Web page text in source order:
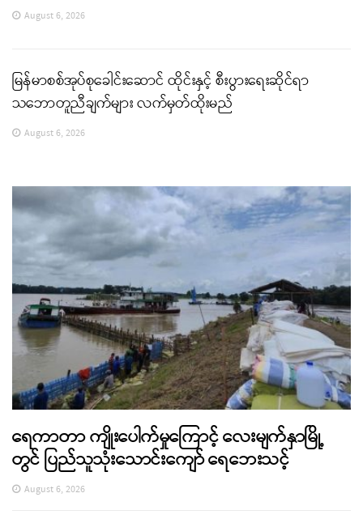
August 6, 2026
မြန်မာစစ်အုပ်စုခေါင်းဆောင် ထိုင်းနှင့် စီးပွားရေးဆိုင်ရာ
သဘောတူညီချက်များ လက်မှတ်ထိုးမည်
August 6, 2026
ရေကာတာ ကျိုးပေါက်မှုကြောင့် လေးမျက်နှာမြို့
တွင် ပြည်သူသုံးသောင်းကျော် ရေဘေးသင့်
August 6, 2026